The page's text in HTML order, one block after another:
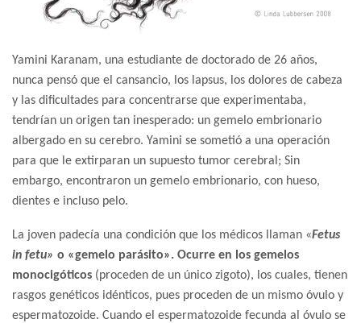
Yamini Karanam, una estudiante de doctorado de 26 años,
nunca pensó que el cansancio, los lapsus, los dolores de cabeza
y las dificultades para concentrarse que experimentaba,
tendrían un origen tan inesperado: un gemelo embrionario
albergado en su cerebro. Yamini se sometió a una operación
para que le extirparan un supuesto tumor cerebral; Sin
embargo, encontraron un gemelo embrionario, con hueso,
dientes e incluso pelo.
La joven padecía una condición que los médicos llaman «Fetus
in fetu» o «gemelo parásito». Ocurre en los gemelos
monocigóticos (proceden de un único zigoto), los cuales, tienen
rasgos genéticos idénticos, pues proceden de un mismo óvulo y
espermatozoide. Cuando el espermatozoide fecunda al óvulo se